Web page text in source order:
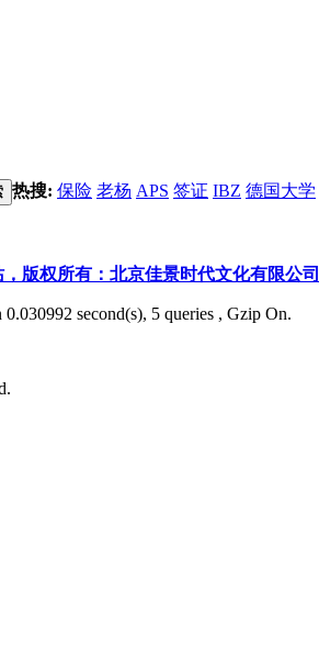
热搜: 保险 老杨 APS 签证 IBZ 德国大学
版权所有：北京佳景时代文化有限公司
0.030992 second(s), 5 queries , Gzip On.